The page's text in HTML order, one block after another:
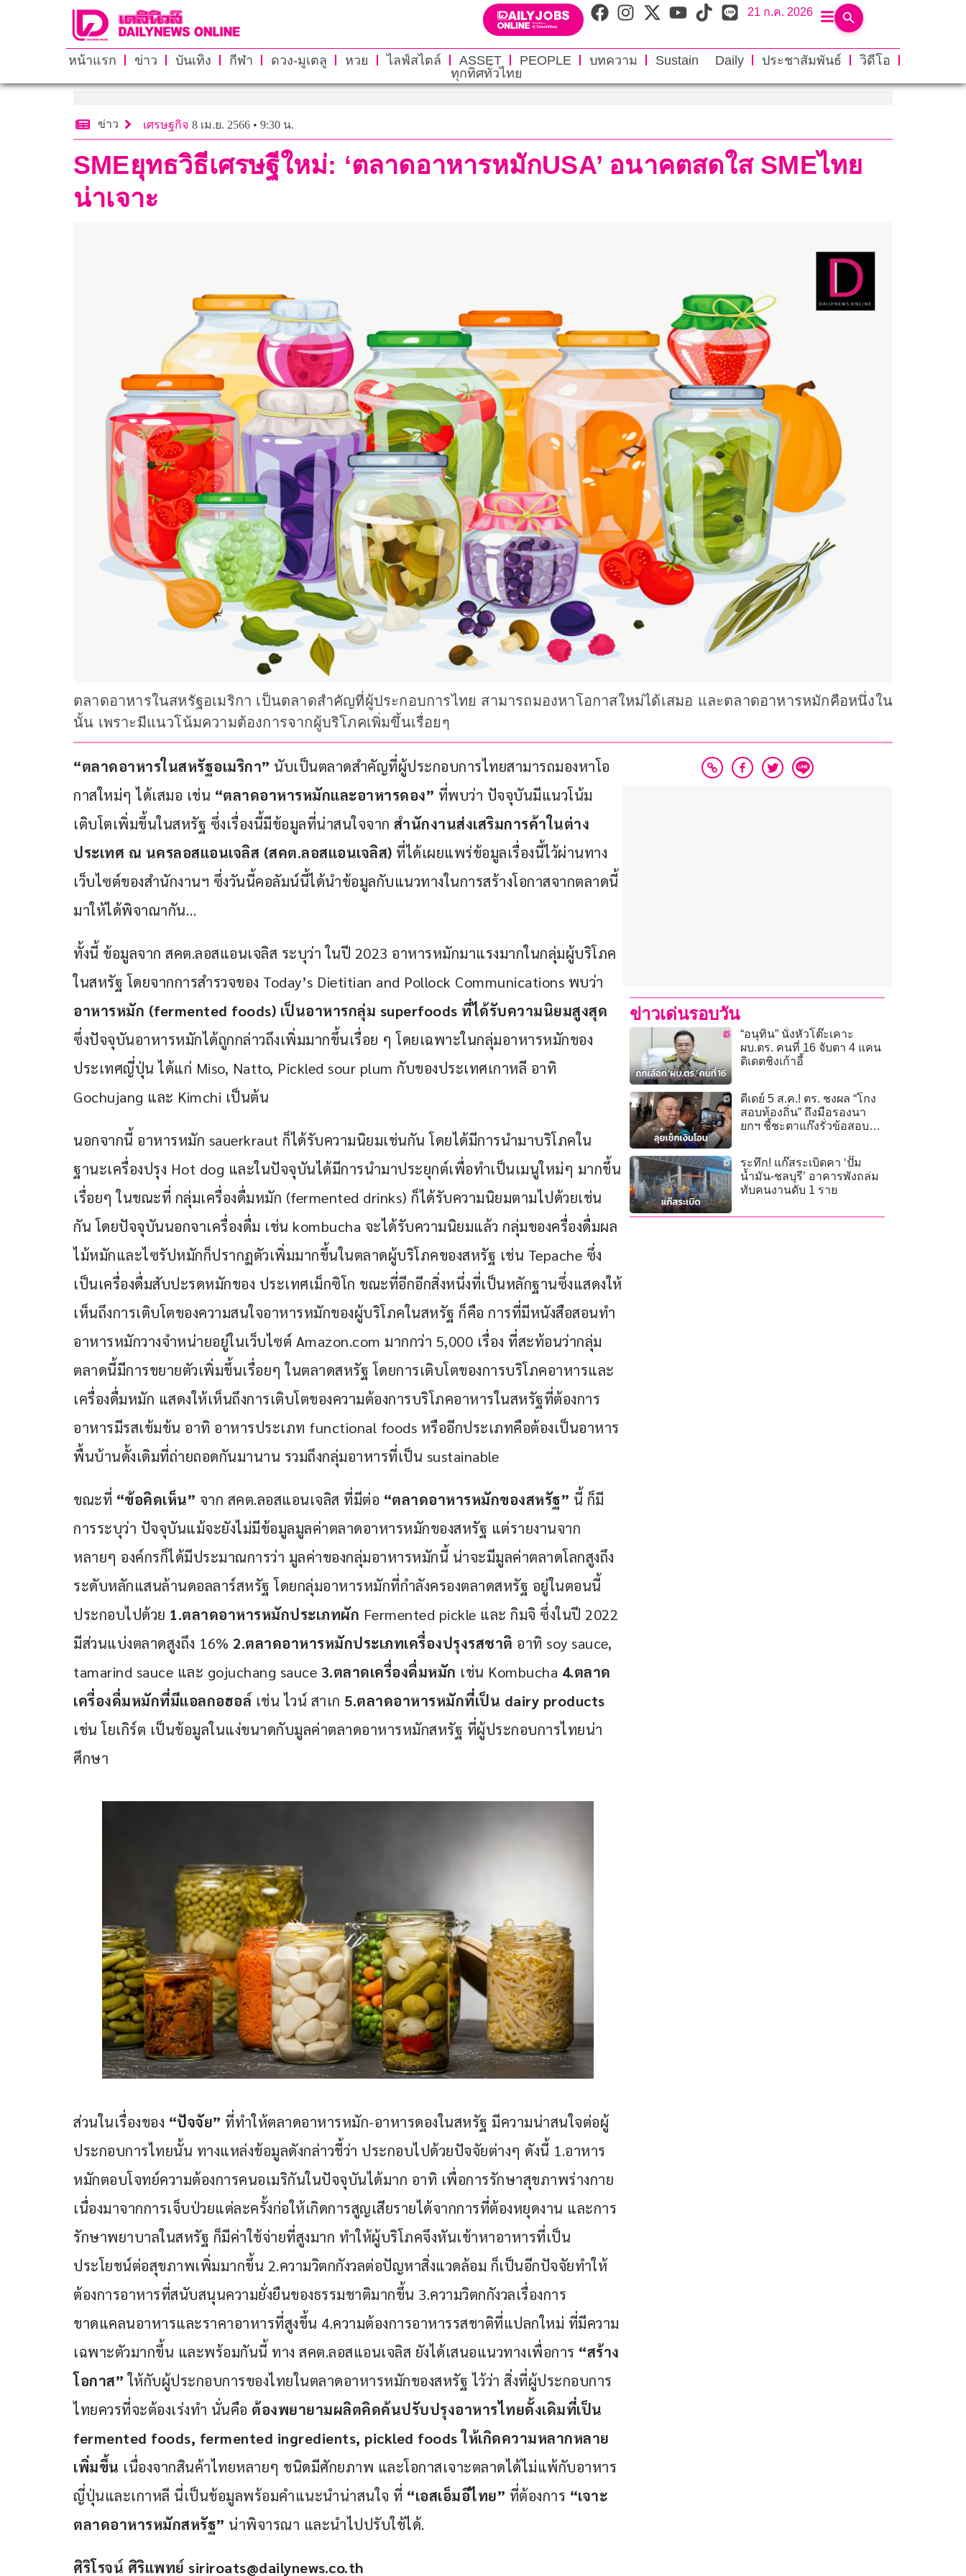
21 ก.ค. 2026
หน้าแรก ข่าว บันเทิง กีฬา ดวง-มูเตลู หวย ไลฟ์สไตล์ ASSET PEOPLE บทความ Sustain Daily ประชาสัมพันธ์
วิดีโอ
ทุกทิศทั่วไทย
ข่าว เศรษฐกิจ 8 เม.ย. 2566 • 9:30 น.
SMEยุทธวิธีเศรษฐีใหม่: ‘ตลาดอาหารหมักUSA’ อนาคตสดใส SMEไทย
น่าเจาะ
ตลาดอาหารในสหรัฐอเมริกา เป็นตลาดสำคัญที่ผู้ประกอบการไทย สามารถมองหาโอกาสใหม่ได้เสมอ และตลาดอาหารหมักคือหนึ่งใน
นั้น เพราะมีแนวโน้มความต้องการจากผู้บริโภคเพิ่มขึ้นเรื่อยๆ
“ตลาดอาหารในสหรัฐอเมริกา” นับเป็นตลาดสำคัญที่ผู้ประกอบการไทยสามารถมองหาโอ
กาสใหม่ๆ ได้เสมอ เช่น “ตลาดอาหารหมักและอาหารดอง” ที่พบว่า ปัจจุบันมีแนวโน้ม
เติบโตเพิ่มขึ้นในสหรัฐ ซึ่งเรื่องนี้มีข้อมูลที่น่าสนใจจาก สำนักงานส่งเสริมการค้าในต่าง
ประเทศ ณ นครลอสแอนเจลิส (สคต.ลอสแอนเจลิส) ที่ได้เผยแพร่ข้อมูลเรื่องนี้ไว้ผ่านทาง
เว็บไซต์ของสำนักงานฯ ซึ่งวันนี้คอลัมน์นี้ได้นำข้อมูลกับแนวทางในการสร้างโอกาสจากตลาดนี้
มาให้ได้พิจาณากัน…
ทั้งนี้ ข้อมูลจาก สคต.ลอสแอนเจลิส ระบุว่า ในปี 2023 อาหารหมักมาแรงมากในกลุ่มผู้บริโภค
ในสหรัฐ โดยจากการสำรวจของ Today’s Dietitian and Pollock Communications พบว่า
อาหารหมัก (fermented foods) เป็นอาหารกลุ่ม superfoods ที่ได้รับความนิยมสูงสุด
ซึ่งปัจจุบันอาหารหมักได้ถูกกล่าวถึงเพิ่มมากขึ้นเรื่อย ๆ โดยเฉพาะในกลุ่มอาหารหมักของ
ประเทศญี่ปุ่น ได้แก่ Miso, Natto, Pickled sour plum กับของประเทศเกาหลี อาทิ
Gochujang และ Kimchi เป็นต้น
นอกจากนี้ อาหารหมัก sauerkraut ก็ได้รับความนิยมเช่นกัน โดยได้มีการนำมาบริโภคใน
ฐานะเครื่องปรุง Hot dog และในปัจจุบันได้มีการนำมาประยุกต์เพื่อทำเป็นเมนูใหม่ๆ มากขึ้น
เรื่อยๆ ในขณะที่ กลุ่มเครื่องดื่มหมัก (fermented drinks) ก็ได้รับความนิยมตามไปด้วยเช่น
กัน โดยปัจจุบันนอกจาเครื่องดื่ม เช่น kombucha จะได้รับความนิยมแล้ว กลุ่มของครื่องดื่มผล
ไม้หมักและไซรัปหมักก็ปรากฏตัวเพิ่มมากขึ้นในตลาดผู้บริโภคของสหรัฐ เช่น Tepache ซึ่ง
เป็นเครื่องดื่มสับปะรดหมักของ ประเทศเม็กซิโก ขณะที่อีกอีกสิ่งหนึ่งที่เป็นหลักฐานซึ่งแสดงให้
เห็นถึงการเติบโตของความสนใจอาหารหมักของผู้บริโภคในสหรัฐ ก็คือ การที่มีหนังสือสอนทำ
อาหารหมักวางจำหน่ายอยู่ในเว็บไซต์ Amazon.com มากกว่า 5,000 เรื่อง ที่สะท้อนว่ากลุ่ม
ตลาดนี้มีการขยายตัวเพิ่มขึ้นเรื่อยๆ ในตลาดสหรัฐ โดยการเติบโตของการบริโภคอาหารและ
เครื่องดื่มหมัก แสดงให้เห็นถึงการเติบโตของความต้องการบริโภคอาหารในสหรัฐที่ต้องการ
อาหารมีรสเข้มข้น อาทิ อาหารประเภท functional foods หรืออีกประเภทคือต้องเป็นอาหาร
พื้นบ้านดั้งเดิมที่ถ่ายถอดกันมานาน รวมถึงกลุ่มอาหารที่เป็น sustainable
ขณะที่ “ข้อคิดเห็น” จาก สคต.ลอสแอนเจลิส ที่มีต่อ “ตลาดอาหารหมักของสหรัฐ” นี้ ก็มี
การระบุว่า ปัจจุบันแม้จะยังไม่มีข้อมูลมูลค่าตลาดอาหารหมักของสหรัฐ แต่รายงานจาก
หลายๆ องค์กรก็ได้มีประมาณการว่า มูลค่าของกลุ่มอาหารหมักนี้ น่าจะมีมูลค่าตลาดโลกสูงถึง
ระดับหลักแสนล้านดอลลาร์สหรัฐ โดยกลุ่มอาหารหมักที่กำลังครองตลาดสหรัฐ อยู่ในตอนนี้
ประกอบไปด้วย 1.ตลาดอาหารหมักประเภทผัก Fermented pickle และ กิมจิ ซึ่งในปี 2022
มีส่วนแบ่งตลาดสูงถึง 16% 2.ตลาดอาหารหมักประเภทเครื่องปรุงรสชาติ อาทิ soy sauce,
tamarind sauce และ gojuchang sauce 3.ตลาดเครื่องดื่มหมัก เช่น Kombucha 4.ตลาด
เครื่องดื่มหมักที่มีแอลกอฮอล์ เช่น ไวน์ สาเก 5.ตลาดอาหารหมักที่เป็น dairy products
เช่น โยเกิร์ต เป็นข้อมูลในแง่ขนาดกับมูลค่าตลาดอาหารหมักสหรัฐ ที่ผู้ประกอบการไทยน่า
ศึกษา
ส่วนในเรื่องของ “ปัจจัย” ที่ทำให้ตลาดอาหารหมัก-อาหารดองในสหรัฐ มีความน่าสนใจต่อผู้
ประกอบการไทยนั้น ทางแหล่งข้อมูลดังกล่าวชี้ว่า ประกอบไปด้วยปัจจัยต่างๆ ดังนี้ 1.อาหาร
หมักตอบโจทย์ความต้องการคนอเมริกันในปัจจุบันได้มาก อาทิ เพื่อการรักษาสุขภาพร่างกาย
เนื่องมาจากการเจ็บป่วยแต่ละครั้งก่อให้เกิดการสูญเสียรายได้จากการที่ต้องหยุดงาน และการ
รักษาพยาบาลในสหรัฐ ก็มีค่าใช้จ่ายที่สูงมาก ทำให้ผู้บริโภคจึงหันเข้าหาอาหารที่เป็น
ประโยชน์ต่อสุขภาพเพิ่มมากขึ้น 2.ความวิตกกังวลต่อปัญหาสิ่งแวดล้อม ก็เป็นอีกปัจจัยทำให้
ต้องการอาหารที่สนับสนุนความยั่งยืนของธรรมชาติมากขึ้น 3.ความวิตกกังวลเรื่องการ
ขาดแคลนอาหารและราคาอาหารที่สูงขึ้น 4.ความต้องการอาหารรสชาติที่แปลกใหม่ ที่มีความ
เฉพาะตัวมากขึ้น และพร้อมกันนี้ ทาง สคต.ลอสแอนเจลิส ยังได้เสนอแนวทางเพื่อการ “สร้าง
โอกาส” ให้กับผู้ประกอบการของไทยในตลาดอาหารหมักของสหรัฐ ไว้ว่า สิ่งที่ผู้ประกอบการ
ไทยควรที่จะต้องเร่งทำ นั่นคือ ต้องพยายามผลิตคิดค้นปรับปรุงอาหารไทยดั้งเดิมที่เป็น
fermented foods, fermented ingredients, pickled foods ให้เกิดความหลากหลาย
เพิ่มขึ้น เนื่องจากสินค้าไทยหลายๆ ชนิดมีศักยภาพ และโอกาสเจาะตลาดได้ไม่แพ้กับอาหาร
ญี่ปุ่นและเกาหลี นี่เป็นข้อมูลพร้อมคำแนะนำน่าสนใจ ที่ “เอสเอ็มอีไทย” ที่ต้องการ “เจาะ
ตลาดอาหารหมักสหรัฐ” น่าพิจารณา และนำไปปรับใช้ได้.
ศิริโรจน์ ศิริแพทย์ siriroats@dailynews.co.th
ข่าวเด่นรอบวัน
“อนุทิน” นั่งหัวโต๊ะเคาะ
ผบ.ตร. คนที่ 16 จับตา 4 แคน
ดิเดตชิงเก้าอี้
ดีเดย์ 5 ส.ค.! ตร. ชงผล “โกง
สอบท้องถิ่น” ถึงมือรองนา
ยกฯ ชี้ชะตาแก๊งรั่วข้อสอบส่ง
ระทึก! แก๊สระเบิดคา ‘ปั๊ม
น้ำมัน-ชลบุรี’ อาคารพังถล่ม
ทับคนงานดับ 1 ราย